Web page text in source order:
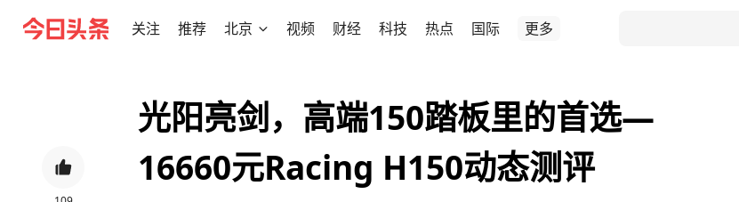
关注 推荐 北京 视频 财经 科技 热点 国际 更多
光阳亮剑，高端150踏板里的首选—
16660元Racing H150动态测评